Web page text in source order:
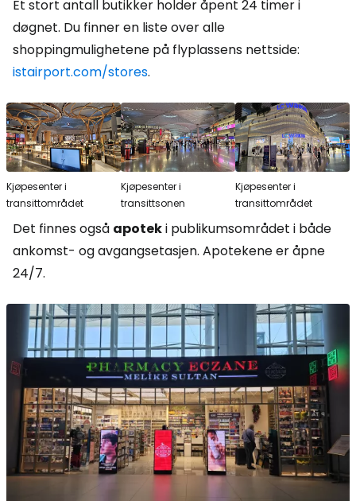
Et stort antall butikker holder åpent 24 timer i
døgnet. Du finner en liste over alle
shoppingmulighetene på flyplassens nettside:
istairport.com/stores.
Kjøpesenter i
transittområdet
Kjøpesenter i
transittsonen
Kjøpesenter i
transittområdet
Det finnes også apoteki publikumsområdet i både
ankomst- og avgangsetasjen. Apotekene er åpne
24/7.